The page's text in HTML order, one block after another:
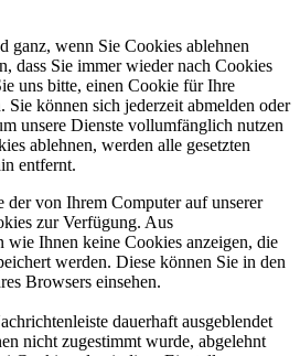
ganz, wenn Sie Cookies ablehnen
dass Sie immer wieder nach Cookies
uns bitte, einen Cookie für Ihre
Sie können sich jederzeit abmelden oder
unsere Dienste vollumfänglich nutzen
ablehnen, werden alle gesetzten
entfernt.
der von Ihrem Computer auf unserer
zur Verfügung. Aus
wie Ihnen keine Cookies anzeigen, die
werden. Diese können Sie in den
Browsers einsehen.
dauerhaft ausgeblendet
nicht zugestimmt wurde, abgelehnt